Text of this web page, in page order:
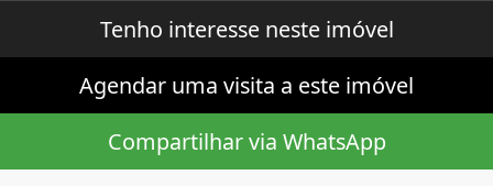
Tenho interesse neste imóvel
Agendar uma visita a este imóvel
Compartilhar via WhatsApp